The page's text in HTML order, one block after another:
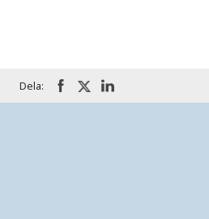
Dela: